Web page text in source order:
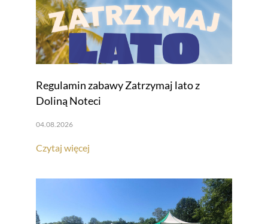
Regulamin zabawy Zatrzymaj lato z
Doliną Noteci
04.08.2026
Czytaj więcej